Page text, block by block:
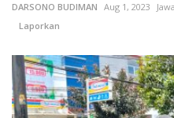
DARSONO BUDIMAN Aug 1, 2023
Laporkan